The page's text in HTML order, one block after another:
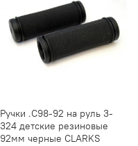
Ручки .С98-92 на руль 3-
324 детские резиновые
92мм черные CLARKS